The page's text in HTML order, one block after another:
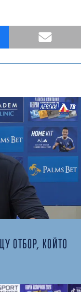
ОТБОР, КОЙТО